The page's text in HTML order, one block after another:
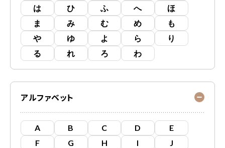
は
ひ ふ へ
ほ
ま
み む め
も
や
ゆ よ ら
り
る
れ ろ わ
アルファベット
A B C D
E
F
G H I
J